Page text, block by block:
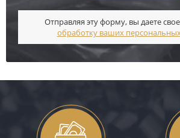
Отправляя эту форму, вы даете
обработку ваших